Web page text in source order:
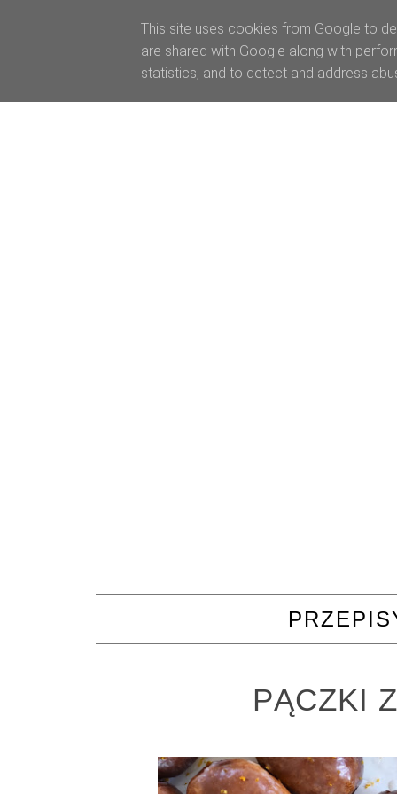
PĄCZKI
This site uses cookies from Google to
are shared with Google along with
statistics, and to detect and address